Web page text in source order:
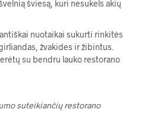
šviesą, kuri nesukels akių
nuotaikai sukurti rinkitės
žvakides ir žibintus.
su bendru lauko restorano
suteikiančių restorano